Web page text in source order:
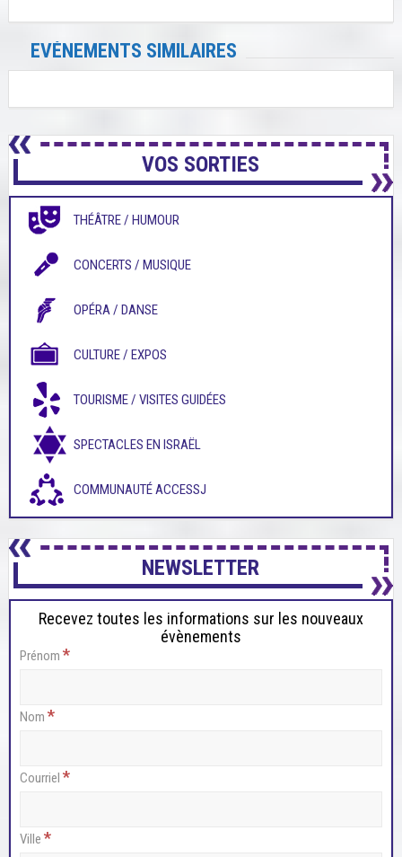
EVÉNEMENTS SIMILAIRES
VOS SORTIES
THÉÂTRE / HUMOUR
CONCERTS / MUSIQUE
OPÉRA / DANSE
CULTURE / EXPOS
TOURISME / VISITES GUIDÉES
SPECTACLES EN ISRAËL
COMMUNAUTÉ ACCESSJ
NEWSLETTER
Recevez toutes les informations sur les nouveaux
évènements
Prénom *
Nom *
Courriel *
Ville *